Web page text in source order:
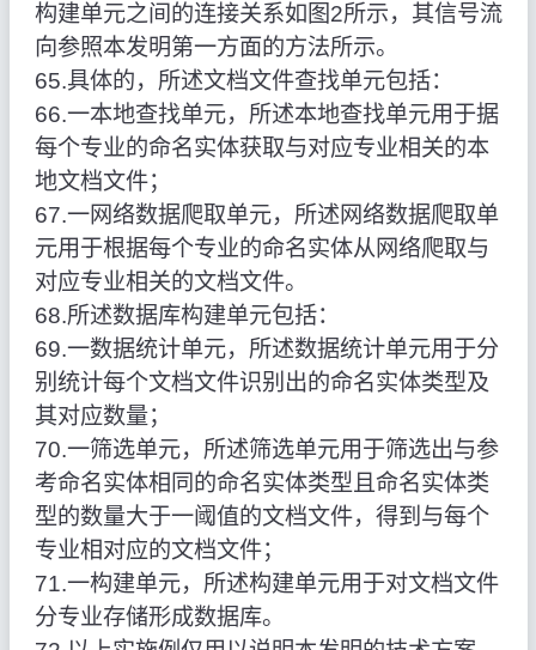
构建单元之间的连接关系如图2所示，其信号流
向参照本发明第一方面的方法所示。
65.具体的，所述文档文件查找单元包括：
66.一本地查找单元，所述本地查找单元用于据
每个专业的命名实体获取与对应专业相关的本
地文档文件；
67.一网络数据爬取单元，所述网络数据爬取单
元用于根据每个专业的命名实体从网络爬取与
对应专业相关的文档文件。
68.所述数据库构建单元包括：
69.一数据统计单元，所述数据统计单元用于分
别统计每个文档文件识别出的命名实体类型及
其对应数量；
70.一筛选单元，所述筛选单元用于筛选出与参
考命名实体相同的命名实体类型且命名实体类
型的数量大于一阈值的文档文件，得到与每个
专业相对应的文档文件；
71.一构建单元，所述构建单元用于对文档文件
分专业存储形成数据库。